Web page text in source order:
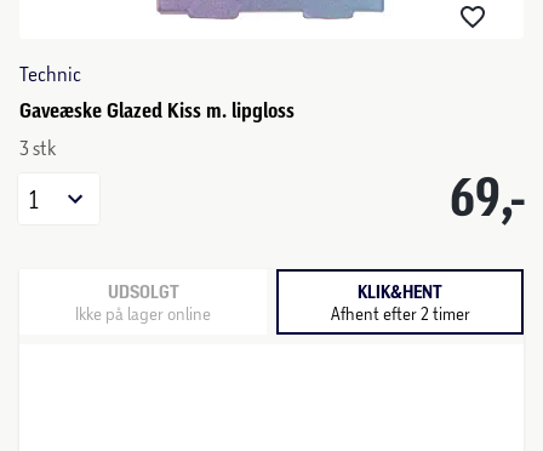
Technic
Gaveæske Glazed Kiss m. lipgloss
3 stk
69,-
1
UDSOLGT
Ikke på lager online
KLIK&HENT
Afhent efter 2 timer